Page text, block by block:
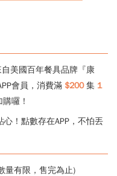
美國百年餐具品牌『康
會員，消費滿 $200集 1
囉！
！點數存在APP，不怕丟
量有限，售完為止)